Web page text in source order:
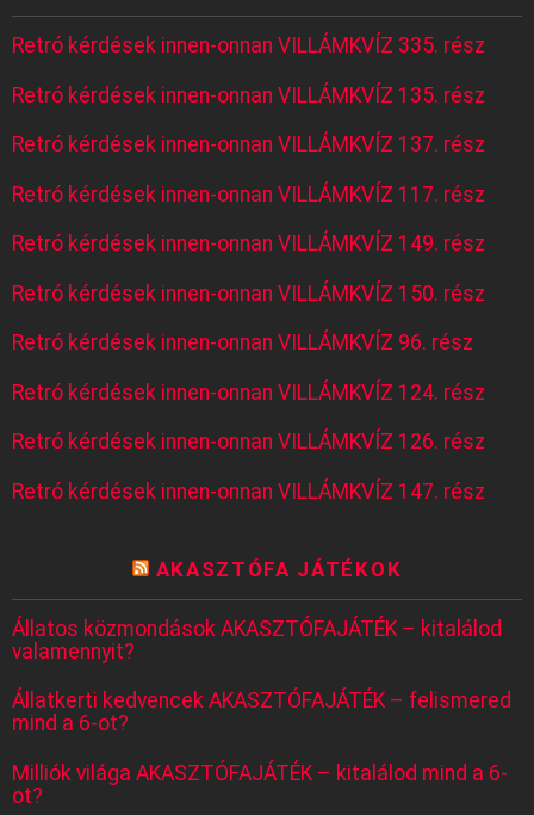
Retró kérdések innen-onnan VILLÁMKVÍZ 335. rész
Retró kérdések innen-onnan VILLÁMKVÍZ 135. rész
Retró kérdések innen-onnan VILLÁMKVÍZ 137. rész
Retró kérdések innen-onnan VILLÁMKVÍZ 117. rész
Retró kérdések innen-onnan VILLÁMKVÍZ 149. rész
Retró kérdések innen-onnan VILLÁMKVÍZ 150. rész
Retró kérdések innen-onnan VILLÁMKVÍZ 96. rész
Retró kérdések innen-onnan VILLÁMKVÍZ 124. rész
Retró kérdések innen-onnan VILLÁMKVÍZ 126. rész
Retró kérdések innen-onnan VILLÁMKVÍZ 147. rész
AKASZTÓFA JÁTÉKOK
Állatos közmondások AKASZTÓFAJÁTÉK – kitalálod
valamennyit?
Állatkerti kedvencek AKASZTÓFAJÁTÉK – felismered
mind a 6-ot?
Milliók világa AKASZTÓFAJÁTÉK – kitalálod mind a 6-
ot?